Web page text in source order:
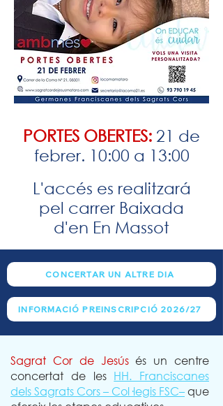
PORTES OBERTES: 21 de
febrer. 10:00 a 13:00
L'accés es realitzará
pel carrer Baixada
d'en En Massot
CONCERTAR UN ALTRE DIA
INFORMACIÓ PREINSCRIPCIÓ 2026/27
Sagrat Cor de Jesúsés un centre
concertat de les HH. Franciscanes
dels Sagrats Cors – Col·legis FSC–que